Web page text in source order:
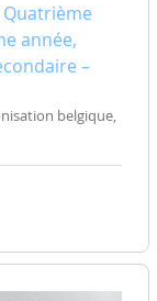
année,
–
belgique,